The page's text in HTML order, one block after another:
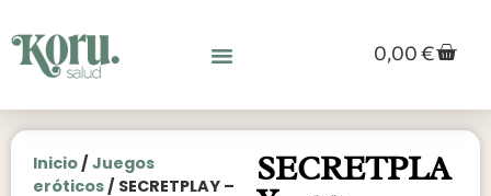
0,00€
Inicio /Juegos
eróticos / SECRETPLAY –
SECRETPLA